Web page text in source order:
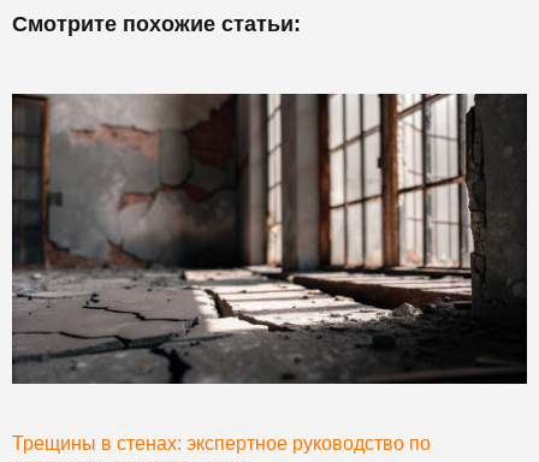
Смотрите похожие статьи:
Трещины в стенах: экспертное руководство по